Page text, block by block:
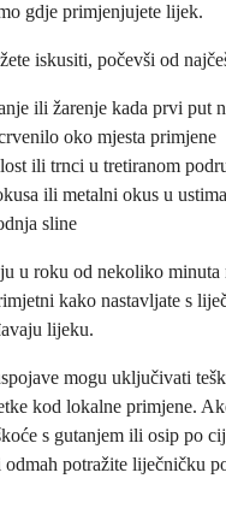
gdje primjenjujete lijek.
iskusiti, počevši od
ili žarenje kada prvi put
oko mjesta primjene
ili trnci u tretiranom
ili metalni okus u ustima
sline
u roku od nekoliko minuta
kako nastavljate s
lijeku.
mogu uključivati
kod lokalne primjene.
s gutanjem ili osip po
potražite liječničku